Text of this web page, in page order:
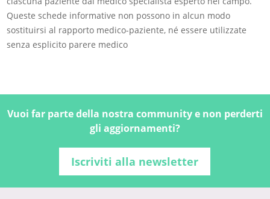
Queste schede informative non possono in alcun modo
sostituirsi al rapporto medico-paziente, né essere utilizzate
senza esplicito parere medico
Vuoi far parte della nostra community e non perderti
gli aggiornamenti?
Iscriviti alla newsletter